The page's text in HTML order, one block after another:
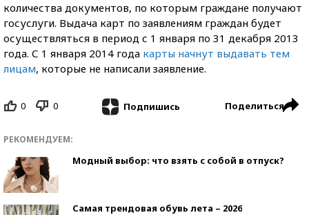
количества документов, по которым граждане получают
госуслуги. Выдача карт по заявлениям граждан будет
осуществляться в период с 1 января по 31 декабря 2013
года. С 1 января 2014 года карты начнут выдавать тем
лицам, которые не написали заявление.
0 0 Подпишись Поделиться
РЕКОМЕНДУЕМ:
Модный выбор: что взять с собой в отпуск?
Самая трендовая обувь лета – 2026